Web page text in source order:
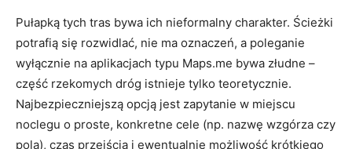
Pułapką tych tras bywa ich nieformalny charakter. Ścieżki
potrafią się rozwidlać, nie ma oznaczeń, a poleganie
wyłącznie na aplikacjach typu Maps.me bywa złudne –
część rzekomych dróg istnieje tylko teoretycznie.
Najbezpieczniejszą opcją jest zapytanie w miejscu
noclegu o proste, konkretne cele (np. nazwę wzgórza czy
pola), czas przejścia i ewentualnie możliwość krótkiego